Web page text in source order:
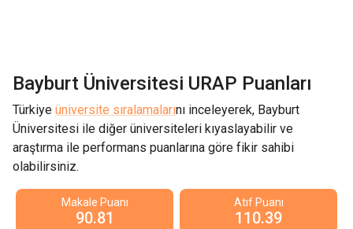
Bayburt Üniversitesi URAP Puanları
Türkiye üniversite sıralamalarını inceleyerek, Bayburt
Üniversitesi ile diğer üniversiteleri kıyaslayabilir ve
araştırma ile performans puanlarına göre fikir sahibi
olabilirsiniz.
Makale Puanı
90.81
Atıf Puanı
110.39